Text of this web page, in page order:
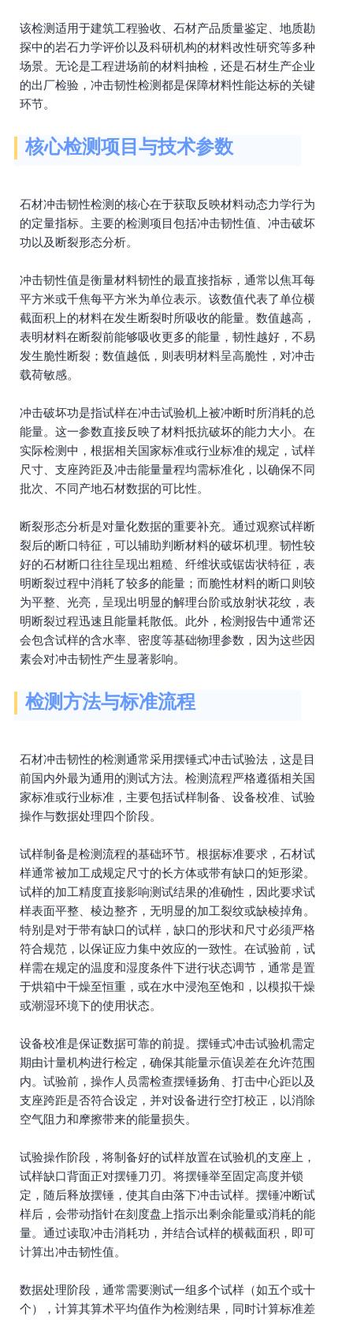
该检测适用于建筑工程验收、石材产品质量鉴定、地质勘
探中的岩石力学评价以及科研机构的材料改性研究等多种
场景。无论是工程进场前的材料抽检，还是石材生产企业
的出厂检验，冲击韧性检测都是保障材料性能达标的关键
环节。
核心检测项目与技术参数
石材冲击韧性检测的核心在于获取反映材料动态力学行为
的定量指标。主要的检测项目包括冲击韧性值、冲击破坏
功以及断裂形态分析。
冲击韧性值是衡量材料韧性的最直接指标，通常以焦耳每
平方米或千焦每平方米为单位表示。该数值代表了单位横
截面积上的材料在发生断裂时所吸收的能量。数值越高，
表明材料在断裂前能够吸收更多的能量，韧性越好，不易
发生脆性断裂；数值越低，则表明材料呈高脆性，对冲击
载荷敏感。
冲击破坏功是指试样在冲击试验机上被冲断时所消耗的总
能量。这一参数直接反映了材料抵抗破坏的能力大小。在
实际检测中，根据相关国家标准或行业标准的规定，试样
尺寸、支座跨距及冲击能量量程均需标准化，以确保不同
批次、不同产地石材数据的可比性。
断裂形态分析是对量化数据的重要补充。通过观察试样断
裂后的断口特征，可以辅助判断材料的破坏机理。韧性较
好的石材断口往往呈现出粗糙、纤维状或锯齿状特征，表
明断裂过程中消耗了较多的能量；而脆性材料的断口则较
为平整、光亮，呈现出明显的解理台阶或放射状花纹，表
明断裂过程迅速且能量耗散低。此外，检测报告中通常还
会包含试样的含水率、密度等基础物理参数，因为这些因
素会对冲击韧性产生显著影响。
检测方法与标准流程
石材冲击韧性的检测通常采用摆锤式冲击试验法，这是目
前国内外最为通用的测试方法。检测流程严格遵循相关国
家标准或行业标准，主要包括试样制备、设备校准、试验
操作与数据处理四个阶段。
试样制备是检测流程的基础环节。根据标准要求，石材试
样通常被加工成规定尺寸的长方体或带有缺口的矩形梁。
试样的加工精度直接影响测试结果的准确性，因此要求试
样表面平整、棱边整齐，无明显的加工裂纹或缺棱掉角。
特别是对于带有缺口的试样，缺口的形状和尺寸必须严格
符合规范，以保证应力集中效应的一致性。在试验前，试
样需在规定的温度和湿度条件下进行状态调节，通常是置
于烘箱中干燥至恒重，或在水中浸泡至饱和，以模拟干燥
或潮湿环境下的使用状态。
设备校准是保证数据可靠的前提。摆锤式冲击试验机需定
期由计量机构进行检定，确保其能量示值误差在允许范围
内。试验前，操作人员需检查摆锤扬角、打击中心距以及
支座跨距是否符合设定，并对设备进行空打校正，以消除
空气阻力和摩擦带来的能量损失。
试验操作阶段，将制备好的试样放置在试验机的支座上，
试样缺口背面正对摆锤刀刃。将摆锤举至固定高度并锁
定，随后释放摆锤，使其自由落下冲击试样。摆锤冲断试
样后，会带动指针在刻度盘上指示出剩余能量或消耗的能
量。通过读取冲击消耗功，并结合试样的横截面积，即可
计算出冲击韧性值。
数据处理阶段，通常需要测试一组多个试样（如五个或十
个），计算其算术平均值作为检测结果，同时计算标准差